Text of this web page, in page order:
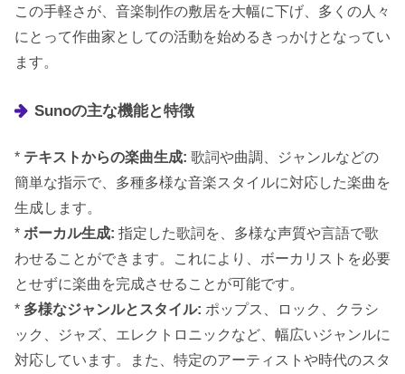
この手軽さが、音楽制作の敷居を大幅に下げ、多くの人々
にとって作曲家としての活動を始めるきっかけとなってい
ます。
Sunoの主な機能と特徴
* テキストからの楽曲生成: 歌詞や曲調、ジャンルなどの
簡単な指示で、多種多様な音楽スタイルに対応した楽曲を
生成します。
* ボーカル生成: 指定した歌詞を、多様な声質や言語で歌
わせることができます。これにより、ボーカリストを必要
とせずに楽曲を完成させることが可能です。
* 多様なジャンルとスタイル: ポップス、ロック、クラシ
ック、ジャズ、エレクトロニックなど、幅広いジャンルに
対応しています。また、特定のアーティストや時代のスタ